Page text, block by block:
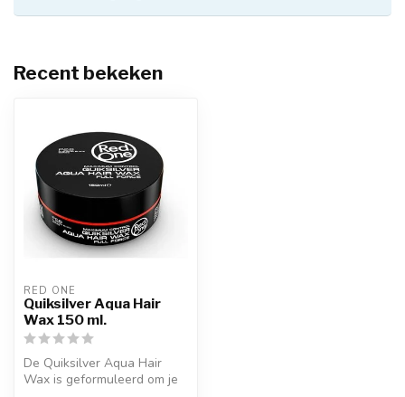
Recent bekeken
RED ONE
Quiksilver Aqua Hair
Wax 150 ml.
De Quiksilver Aqua Hair
Wax is geformuleerd om je